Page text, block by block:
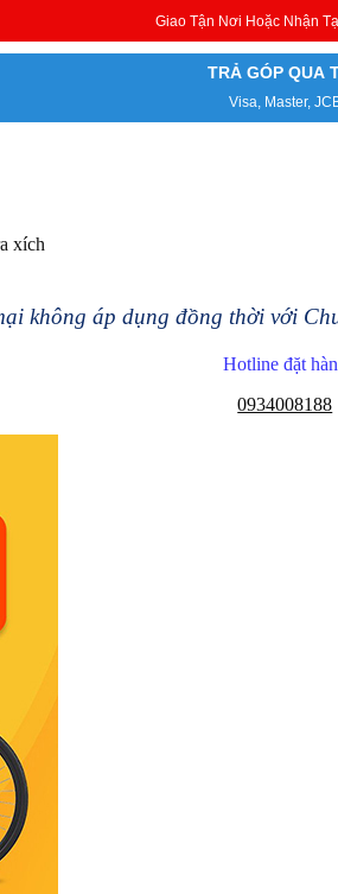
Giao Tận Nơi Hoặc Nhận
TRẢ GÓP QUA
Visa, Master,
xích
không áp dụng đồng thời với
Hotline đặt
0934008188